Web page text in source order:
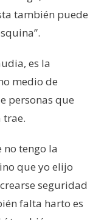
también puede
es la
medio de
personas que
trae.
no tengo la
que yo elijo
seguridad
falta harto es